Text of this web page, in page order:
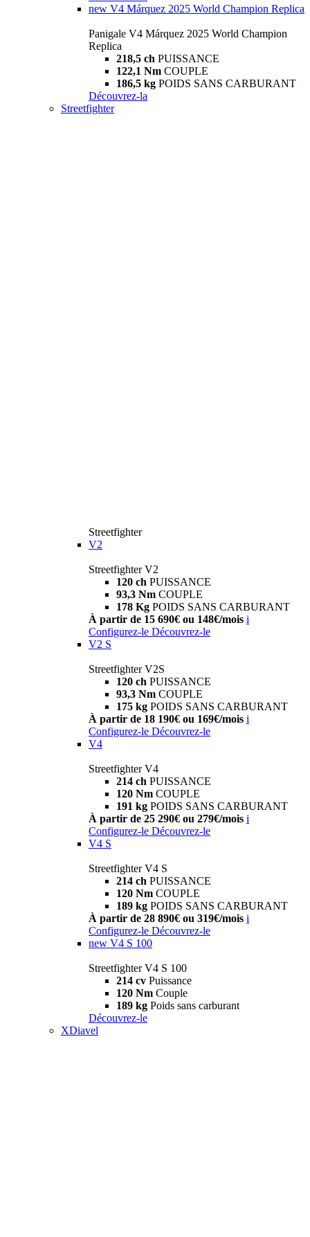
new V4 Márquez 2025 World Champion Replica
Panigale V4 Márquez 2025 World Champion
Replica
218,5 ch PUISSANCE
122,1 Nm COUPLE
186,5 kg POIDS SANS CARBURANT
Découvrez-la
Streetfighter
Streetfighter
V2
Streetfighter V2
120 ch PUISSANCE
93,3 Nm COUPLE
178 Kg POIDS SANS CARBURANT
À partir de 15 690€ ou 148€/mois i
Configurez-le Découvrez-le
V2 S
Streetfighter V2S
120 ch PUISSANCE
93,3 Nm COUPLE
175 kg POIDS SANS CARBURANT
À partir de 18 190€ ou 169€/mois i
Configurez-le Découvrez-le
V4
Streetfighter V4
214 ch PUISSANCE
120 Nm COUPLE
191 kg POIDS SANS CARBURANT
À partir de 25 290€ ou 279€/mois i
Configurez-le Découvrez-le
V4 S
Streetfighter V4 S
214 ch PUISSANCE
120 Nm COUPLE
189 kg POIDS SANS CARBURANT
À partir de 28 890€ ou 319€/mois i
Configurez-le Découvrez-le
new V4 S 100
Streetfighter V4 S 100
214 cv Puissance
120 Nm Couple
189 kg Poids sans carburant
Découvrez-le
XDiavel